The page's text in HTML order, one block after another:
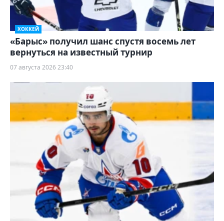
ХОККЕЙ
«Барыс» получил шанс спустя восемь лет
вернуться на известный турнир
07 августа 2026 23:40